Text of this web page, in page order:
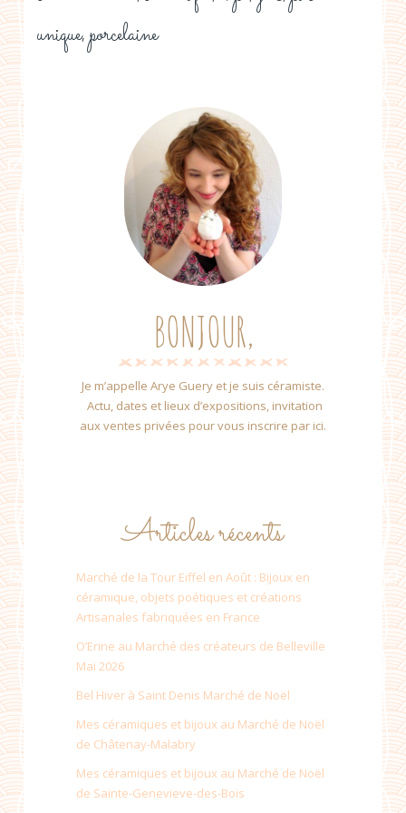
unique, porcelaine
BONJOUR,
Je m’appelle Arye Guery et je suis céramiste.
Actu, dates et lieux d’expositions, invitation
aux ventes privées pour vous inscrire par ici.
Articles récents
Marché de la Tour Eiffel en Août : Bijoux en
céramique, objets poétiques et créations
Artisanales fabriquées en France
O’Erine au Marché des créateurs de Belleville
Mai 2026
Bel Hiver à Saint Denis Marché de Noël
Mes céramiques et bijoux au Marché de Noël
de Châtenay-Malabry
Mes céramiques et bijoux au Marché de Noël
de Sainte-Genevieve-des-Bois